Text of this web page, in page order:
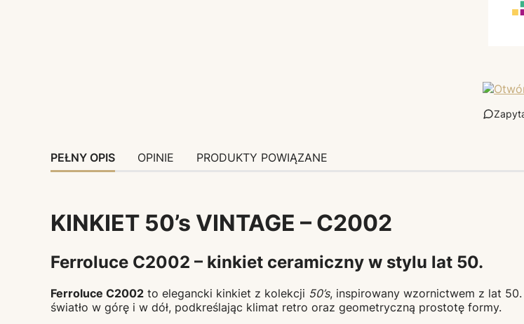
PEŁNY OPIS OPINIE PRODUKTY POWIĄZANE
KINKIET 50’s VINTAGE – C2002
Ferroluce C2002 – kinkiet ceramiczny w stylu lat 50.
Ferroluce C2002 to elegancki kinkiet z kolekcji 50’s, inspirowany wzornictwem z lat
światło w górę i w dół, podkreślając klimat retro oraz geometryczną prostotę formy.